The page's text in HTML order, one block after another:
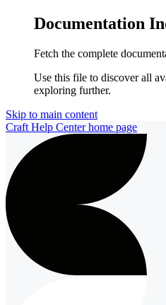
Documentation
Fetch the complete
Use this file to discover all
exploring further.
Skip to main content
Craft Help Centerhome page